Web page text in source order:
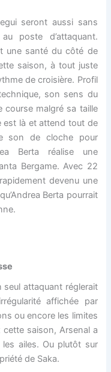
seront aussi sans
poste d’attaquant.
une santé du côté de
saison, à tout juste
de croisière. Profil
son sens du
malgré sa taille
est là et attend tout de
son de cloche pour
Berta réalise une
Bergame. Avec 22
devenu une
Berta pourrait
seul attaquant réglerait
affichée par
ou encore les limites
saison, Arsenal a
ailes. Ou plutôt sur
de Saka.